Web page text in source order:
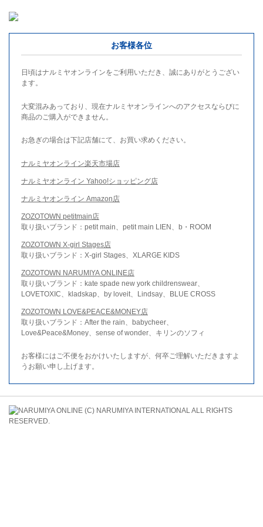
お客様各位
日頃はナルミヤオンラインをご利用いただき、誠にありがとうござい
ます。
大変混みあっており、現在ナルミヤオンラインへのアクセスならびに
商品のご購入ができません。
お急ぎの場合は下記店舗にて、お買い求めください。
ナルミヤオンライン楽天市場店
ナルミヤオンライン Yahoo!ショッピング店
ナルミヤオンライン Amazon店
ZOZOTOWN petitmain店
取り扱いブランド：petit main、petit main LIEN、b・ROOM
ZOZOTOWN X-girl Stages店
取り扱いブランド：X-girl Stages、XLARGE KIDS
ZOZOTOWN NARUMIYA ONLINE店
取り扱いブランド：kate spade new york childrenswear、
LOVETOXIC、kladskap、by loveit、Lindsay、BLUE CROSS
ZOZOTOWN LOVE&PEACE&MONEY店
取り扱いブランド：After the rain、babycheer、
Love&Peace&Money、sense of wonder、キリンのソフィ
お客様にはご不便をおかけいたしますが、何卒ご理解いただきますよ
うお願い申し上げます。